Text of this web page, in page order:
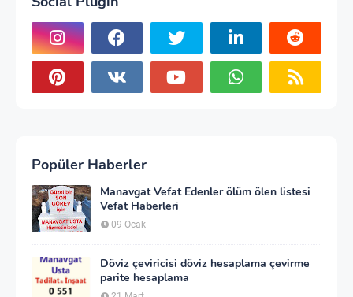
Popüler Haberler
Manavgat Vefat Edenler ölüm ölen listesi
Vefat Haberleri
09 Ocak
Döviz çeviricisi döviz hesaplama çevirme
parite hesaplama